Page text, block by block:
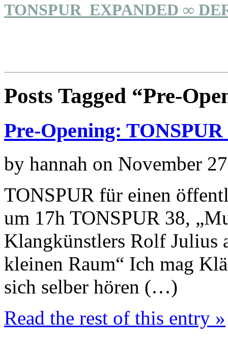
TONSPUR_EXPANDED ∞
Posts Tagged “Pre-
Pre-Opening: TONSPUR
by hannah on November
TONSPUR für einen
um 17h TONSPUR 38,
Klangkünstlers Rolf Julius
kleinen Raum“ Ich mag
sich selber hören (…)
Read the rest of this entry »